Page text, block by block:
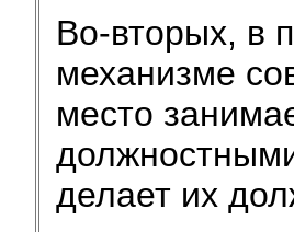
Во-вторых, в
механизме
место
делает их